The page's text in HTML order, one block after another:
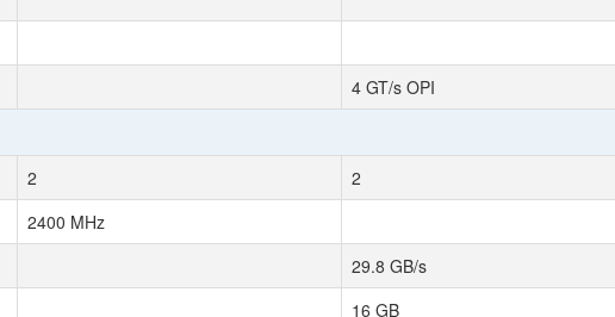
4 GT/s OPI
2
2
2400 MHz
29.8 GB/s
16 GB